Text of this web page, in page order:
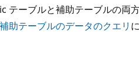
テーブルと補助テーブルの両
助テーブルのデータのクエリ